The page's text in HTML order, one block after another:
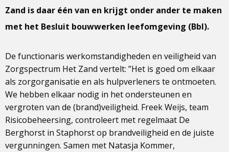
Zand is daar één van en krijgt onder ander te maken
met het Besluit bouwwerken leefomgeving (Bbl).
De functionaris werkomstandigheden en veiligheid van
Zorgspectrum Het Zand vertelt: ”Het is goed om elkaar
als zorgorganisatie en als hulpverleners te ontmoeten.
We hebben elkaar nodig in het ondersteunen en
vergroten van de (brand)veiligheid. Freek Weijs, team
Risicobeheersing, controleert met regelmaat De
Berghorst in Staphorst op brandveiligheid en de juiste
vergunningen. Samen met Natasja Kommer,